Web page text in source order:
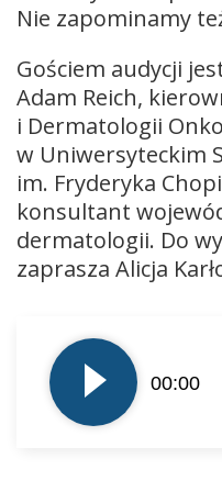
Nie zapominamy
Gościem audycji
Adam Reich,
i Dermatologii
w Uniwersyteckim
im. Fryderyka
konsultant
dermatologii. Do
zaprasza Alicja
plików
dźwiękowych
00:00